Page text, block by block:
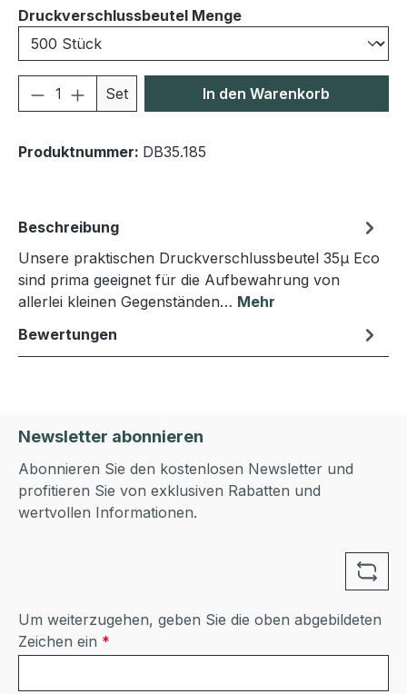
Druckverschlussbeutel Mengeauswählen
Produkt Anzahl: Gib den
Set In den Warenkorb
Produktnummer: DB35.185
Beschreibung
Unsere praktischen Druckverschlussbeutel 35μ Eco
sind prima geeignet für die Aufbewahrung von
allerlei kleinen Gegenständen… Mehr
Bewertungen
Newsletter abonnieren
Abonnieren Sie den kostenlosen Newsletter und
profitieren Sie von exklusiven Rabatten und
wertvollen Informationen.
Um weiterzugehen, geben Sie die oben abgebildeten
Zeichen ein *